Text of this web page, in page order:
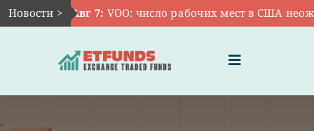
Skip
to
Новости >Авг 7:VOO: число рабочих мест в США
Toggle
Navigation